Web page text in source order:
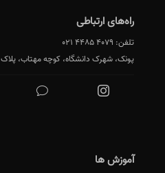
راه‌های ارتباطی
تلفن: 021 4485 4079
پونک، شهرک دانشگاه، کوچه مهتاب، پلاک 18
آموزش ها